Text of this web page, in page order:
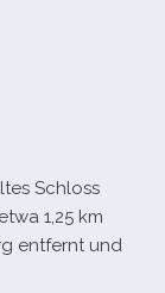
Schloss
1,25 km
ent­fernt und